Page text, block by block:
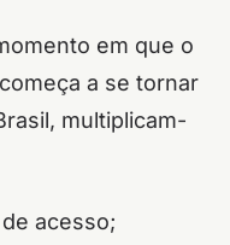
em que o
a se tornar
multiplicam-
acesso;